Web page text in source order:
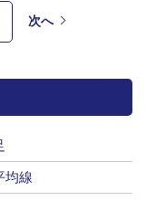
次へ
均線